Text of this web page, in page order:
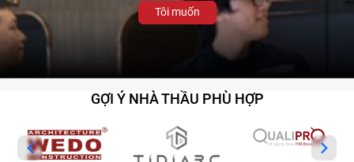
Tôi muốn
GỢI Ý NHÀ THẦU PHÙ HỢP